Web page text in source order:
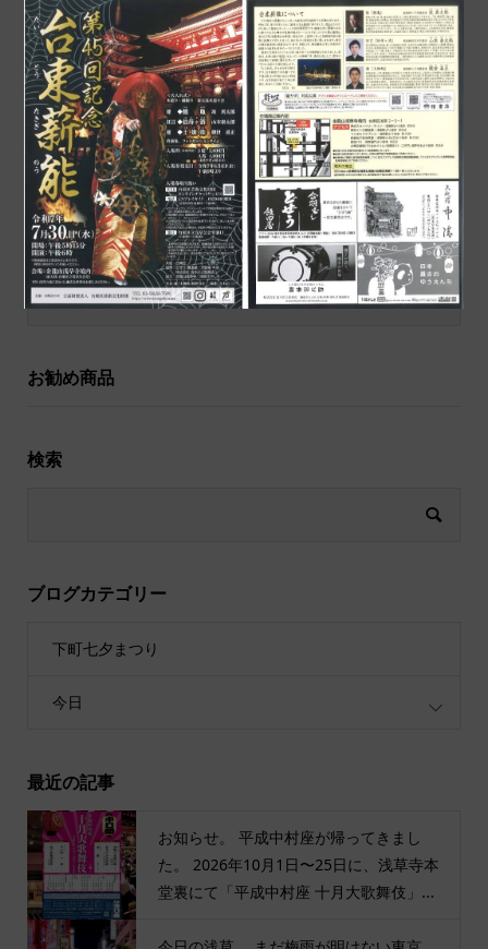
商品カテゴリ
商品ジャンル
ポチ袋
和小物
祝儀袋
お勧め商品
検索
ブログカテゴリー
下町七夕まつり
今日
最近の記事
お知らせ。 平成中村座が帰ってきまし
た。 2026年10月1日〜25日に、浅草寺本
堂裏にて「平成中村座 十月大歌舞伎」...